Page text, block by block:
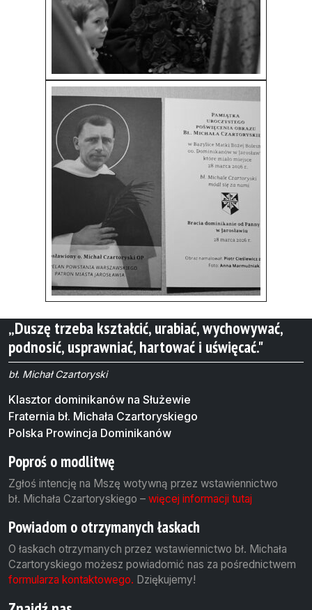
„Duszę trzeba kształcić, urabiać, wychowywać,
podnosić, usprawniać, hartować i uświęcać."
bł. Michał Czartoryski
Klasztor dominikanów na Służewie
Fraternia bł. Michała Czartoryskiego
Polska Prowincja Dominikanów
Poproś o modlitwę
Zgłoś intencję na Mszę wotywną przez wstawiennictwo
bł. Michała Czartoryskiego – więcej informacji tutaj
Powiadom o otrzymanych łaskach
O łaskach otrzymanych przez wstawiennictwo bł. Michała
Czartoryskiego możesz powiadomić nas za pośrednictwem
formularza kontaktowego. Dziękujemy!